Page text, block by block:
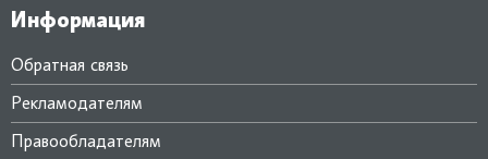
Информация
Обратная связь
Рекламодателям
Правообладателям